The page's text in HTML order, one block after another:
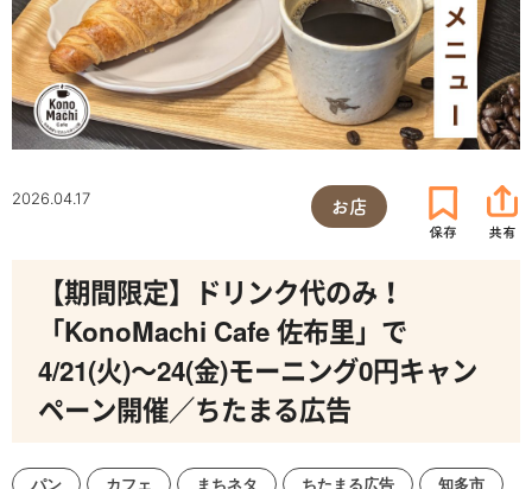
2026.04.17 お店
【期間限定】ドリンク代のみ！
「KonoMachi Cafe 佐布里」で
4/21(火)～24(金)モーニング0円キャン
ペーン開催／ちたまる広告
パン カフェ まちネタ ちたまる広告 知多市